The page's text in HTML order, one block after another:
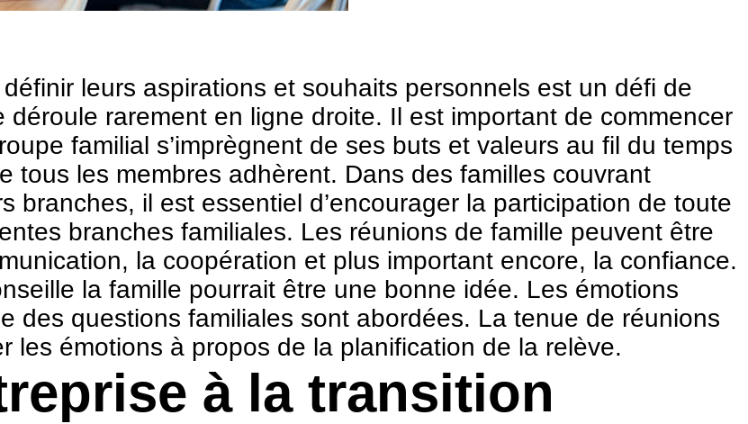
leurs aspirations et souhaits personnels est un défi de
rarement en ligne droite. Il est important de commencer
familial s’imprègnent de ses buts et valeurs au fil du temps
tous les membres adhèrent. Dans des familles couvrant
branches, il est essentiel d’encourager la participation de toute
branches familiales. Les réunions de famille peuvent être
la coopération et plus important encore, la confiance.
la famille pourrait être une bonne idée. Les émotions
des questions familiales sont abordées. La tenue de réunions
les émotions à propos de la planification de la relève.
à la transition